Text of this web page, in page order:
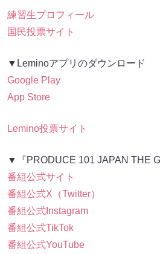
練習生プロフィール
国民投票サイト
▼Leminoアプリのダウンロード
Google Play
App Store
Lemino投票サイト
▼『PRODUCE 101 JAPAN THE
番組公式サイト
番組公式X（Twitter）
番組公式Instagram
番組公式TikTok
番組公式YouTube